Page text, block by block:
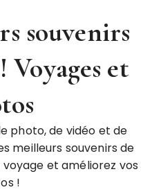
souvenirs
Voyages et
photo, de vidéo et de
meilleurs souvenirs de
et améliorez vos
!